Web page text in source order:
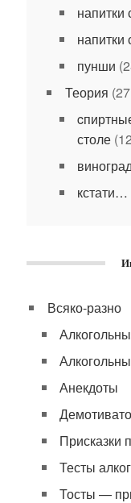
напитки
напитки
пунши
Теория
столе
кстати…
Всяко-разно
Анекдоты
Присказки
Тесты
Тосты —